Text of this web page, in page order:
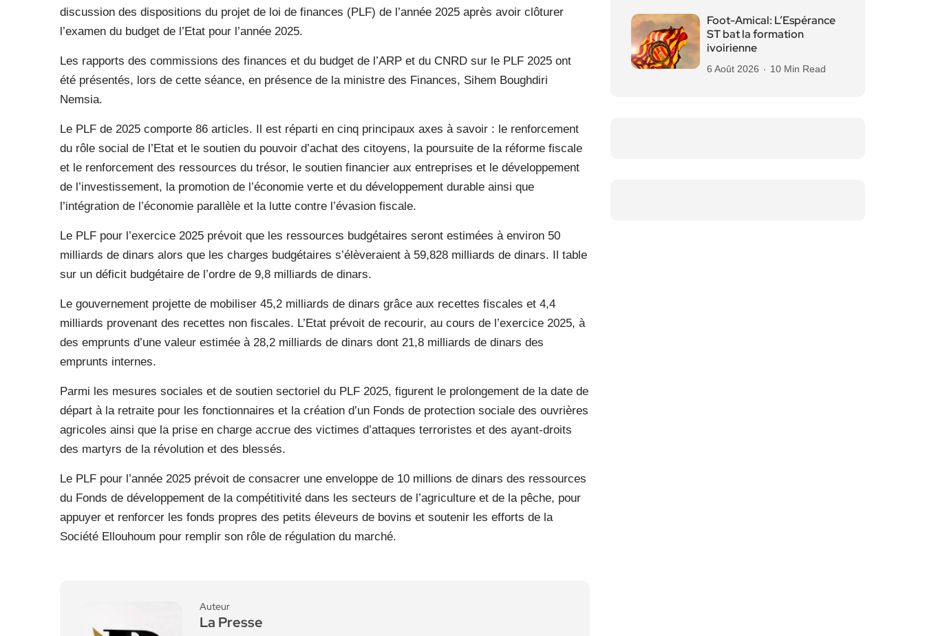
discussion des dispositions du projet de loi de finances (PLF) de l’année 2025 après avoir clôturer
l’examen du budget de l’Etat pour l’année 2025.
Les rapports des commissions des finances et du budget de l’ARP et du CNRD sur le PLF 2025 ont
été présentés, lors de cette séance, en présence de la ministre des Finances, Sihem Boughdiri
Nemsia.
Le PLF de 2025 comporte 86 articles. Il est réparti en cinq principaux axes à savoir : le renforcement
du rôle social de l’Etat et le soutien du pouvoir d’achat des citoyens, la poursuite de la réforme fiscale
et le renforcement des ressources du trésor, le soutien financier aux entreprises et le développement
de l’investissement, la promotion de l’économie verte et du développement durable ainsi que
l’intégration de l’économie parallèle et la lutte contre l’évasion fiscale.
Le PLF pour l’exercice 2025 prévoit que les ressources budgétaires seront estimées à environ 50
milliards de dinars alors que les charges budgétaires s’élèveraient à 59,828 milliards de dinars. Il table
sur un déficit budgétaire de l’ordre de 9,8 milliards de dinars.
Le gouvernement projette de mobiliser 45,2 milliards de dinars grâce aux recettes fiscales et 4,4
milliards provenant des recettes non fiscales. L’Etat prévoit de recourir, au cours de l’exercice 2025, à
des emprunts d’une valeur estimée à 28,2 milliards de dinars dont 21,8 milliards de dinars des
emprunts internes.
Parmi les mesures sociales et de soutien sectoriel du PLF 2025, figurent le prolongement de la date de
départ à la retraite pour les fonctionnaires et la création d’un Fonds de protection sociale des ouvrières
agricoles ainsi que la prise en charge accrue des victimes d’attaques terroristes et des ayant-droits
des martyrs de la révolution et des blessés.
Le PLF pour l’année 2025 prévoit de consacrer une enveloppe de 10 millions de dinars des ressources
du Fonds de développement de la compétitivité dans les secteurs de l’agriculture et de la pêche, pour
appuyer et renforcer les fonds propres des petits éleveurs de bovins et soutenir les efforts de la
Société Ellouhoum pour remplir son rôle de régulation du marché.
Auteur
La Presse
Foot-Amical: L’Espérance
ST bat la formation
ivoirienne
6 Août 2026 10 Min Read